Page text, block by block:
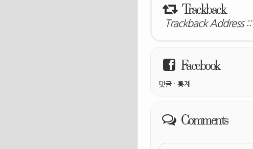
Trackback
Trackback Address ::
Facebook
댓글 · 통계
Comments